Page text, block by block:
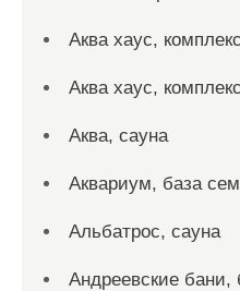
Аква хаус, комплекс
Аква хаус, комплекс
Аква, сауна
Аквариум, база
Альбатрос, сауна
Андреевские бани,